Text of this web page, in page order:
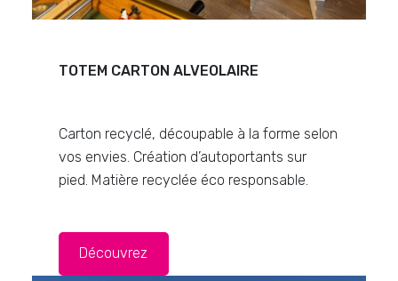
TOTEM CARTON ALVEOLAIRE
Carton recyclé, découpable à la forme selon
vos envies. Création d’autoportants sur
pied. Matière recyclée éco responsable.
Découvrez